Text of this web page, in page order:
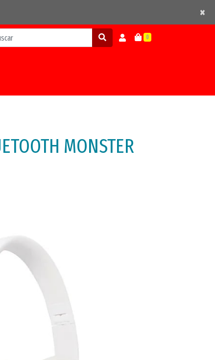
×
×
0
MONSTER